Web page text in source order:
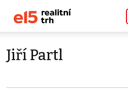
Jiří Partl